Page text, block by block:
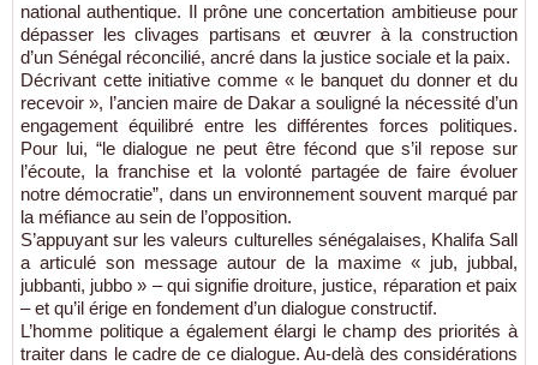
national authentique. Il prône une concertation ambitieuse pour
dépasser les clivages partisans et œuvrer à la construction
d’un Sénégal réconcilié, ancré dans la justice sociale et la paix.
Décrivant cette initiative comme « le banquet du donner et du
recevoir », l’ancien maire de Dakar a souligné la nécessité d’un
engagement équilibré entre les différentes forces politiques.
Pour lui, “le dialogue ne peut être fécond que s’il repose sur
l’écoute, la franchise et la volonté partagée de faire évoluer
notre démocratie”, dans un environnement souvent marqué par
la méfiance au sein de l’opposition.
S’appuyant sur les valeurs culturelles sénégalaises, Khalifa Sall
a articulé son message autour de la maxime « jub, jubbal,
jubbanti, jubbo » – qui signifie droiture, justice, réparation et paix
– et qu’il érige en fondement d’un dialogue constructif.
L’homme politique a également élargi le champ des priorités à
traiter dans le cadre de ce dialogue. Au-delà des considérations